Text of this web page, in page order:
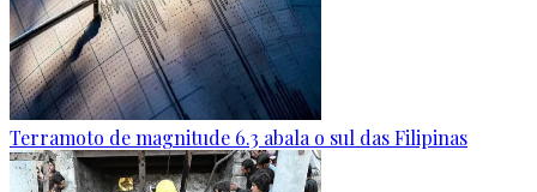
Terramoto de magnitude 6.3 abala o sul das Filipinas